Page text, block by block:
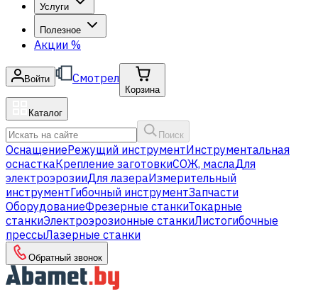
Услуги
Полезное
Акции %
Войти Смотрел
Корзина
Каталог
Поиск
ОснащениеРежущий инструментИнструментальная
оснасткаКрепление заготовкиСОЖ, маслаДля
электроэрозииДля лазераИзмерительный
инструментГибочный инструментЗапчасти
ОборудованиеФрезерные станкиТокарные
станкиЭлектроэрозионные станкиЛистогибочные
прессыЛазерные станки
Обратный звонок